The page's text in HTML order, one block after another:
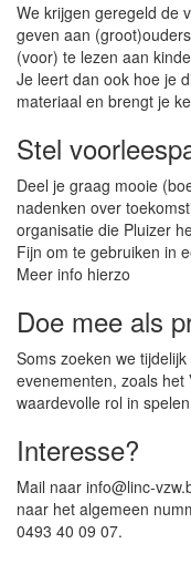
We krijgen geregeld de
geven aan
(voor) te lezen aan
Je leert dan ook hoe je
materiaal en brengt je
Stel
Deel je graag mooie
nadenken over
organisatie die Pluizer
Fijn om te gebruiken in
Meer info hierzo
Doe mee als
Soms zoeken we
evenementen, zoals het
waardevolle rol in
Interesse?
Mail naar info@linc-
naar het algemeen
0493 40 09 07.